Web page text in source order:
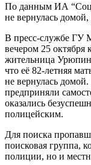
По данным ИА
не вернулась
В пресс-службе ГУ
вечером 25 октября
жительница
что её 82-летняя
не вернулась
предприняли
оказались
полицейским.
Для поиска
поисковая группа,
полиции, но и